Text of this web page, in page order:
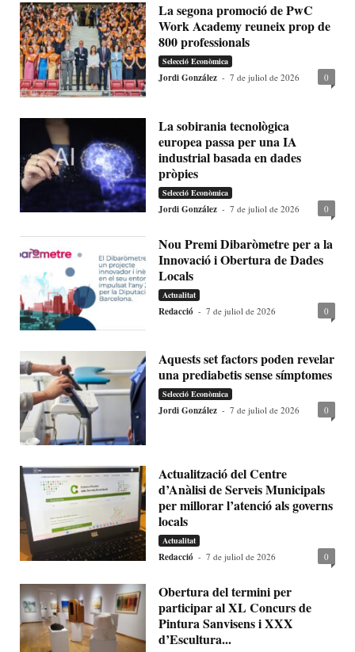
La segona promoció de PwC
Work Academy reuneix prop de
800 professionals
Selecció Econòmica
Jordi González - 7 de juliol de 2026 0
La sobirania tecnològica
europea passa per una IA
industrial basada en dades
pròpies
Selecció Econòmica
Jordi González - 7 de juliol de 2026 0
Nou Premi Dibaròmetre per a la
Innovació i Obertura de Dades
Locals
Actualitat
Redacció - 7 de juliol de 2026 0
Aquests set factors poden revelar
una prediabetis sense símptomes
Selecció Econòmica
Jordi González - 7 de juliol de 2026 0
Actualització del Centre
d’Anàlisi de Serveis Municipals
per millorar l’atenció als governs
locals
Actualitat
Redacció - 7 de juliol de 2026 0
Obertura del termini per
participar al XL Concurs de
Pintura Sanvisens i XXX
d’Escultura...